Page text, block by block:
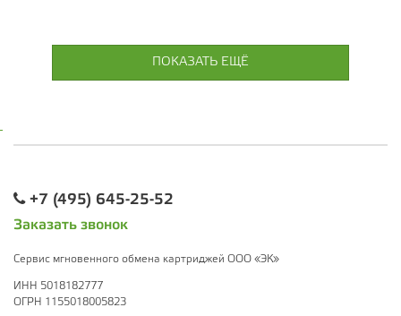
ПОКАЗАТЬ ЕЩЁ
+7 (495) 645-25-52
Заказать звонок
Сервис мгновенного обмена картриджей ООО «ЭК»
ИНН 5018182777
ОГРН 1155018005823